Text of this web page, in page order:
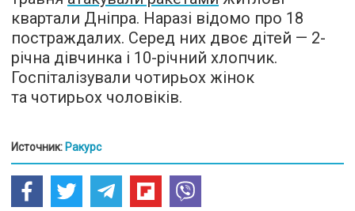
квартали Дніпра. Наразі відомо про 18
постраждалих. Серед них двоє дітей — 2-
річна дівчинка і 10-річний хлопчик.
Госпіталізували чотирьох жінок
та чотирьох чоловіків.
Источник: Ракурс